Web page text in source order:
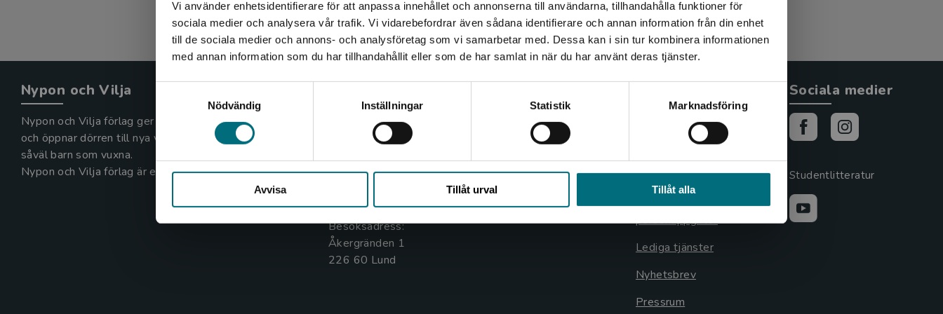
Vi använder enhetsidentifierare för att anpassa innehållet och annonserna till användarna, tillhandahålla funktioner för
sociala medier och analysera vår trafik. Vi vidarebefordrar även sådana identifierare och annan information från din enhet
till de sociala medier och annons- och analysföretag som vi samarbetar med. Dessa kan i sin tur kombinera informationen
med annan information som du har tillhandahållit eller som de har samlat in när du har använt deras tjänster.
Nödvändig
Inställningar Statistik Marknadsföring
Avvisa Tillåt urval Tillåt alla
Det verkar som att du besöker nyponochviljaforlag.se via
en enhet utanför Sverige. Vi erbjuder inte leveranser
utanför Sverige. För att kunna slutföra ett köp måste
leveransadressen vara i Sverige.
Nypon och Vilja
Nypon och Vilja förlag ger ut böcker som väcker läslust
och öppnar dörren till nya världar och möjligheter för
såväl barn som vuxna.
Nypon och Vilja förlag är en del av Studentlitteratur.
Kontakta oss
046-31 20 00
Box 141
Besöksadress:
Åkergränden 1
Kontakta kundservice
046-31 21 00
Frågor och svar
Köpvillkor
Cookieinställningar
GDPR och
personuppgifter
Lediga tjänster
Nyhetsbrev
Pressrum
Sociala medier
Studentlitteratur